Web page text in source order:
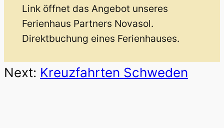
Link öffnet das Angebot unseres
Ferienhaus Partners Novasol.
Direktbuchung eines Ferienhauses.
Next: Kreuzfahrten Schweden